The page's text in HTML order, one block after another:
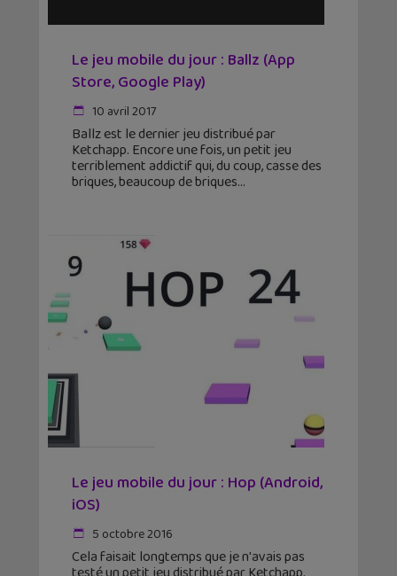
Le jeu mobile du jour : Ballz (App
Store, Google Play)
10 avril 2017
Ballz est le dernier jeu distribué par
Ketchapp. Encore une fois, un petit jeu
terriblement addictif qui, du coup, casse des
briques, beaucoup de briques
Le jeu mobile du jour : Hop (Android,
iOS)
5 octobre 2016
Cela faisait longtemps que je n'avais pas